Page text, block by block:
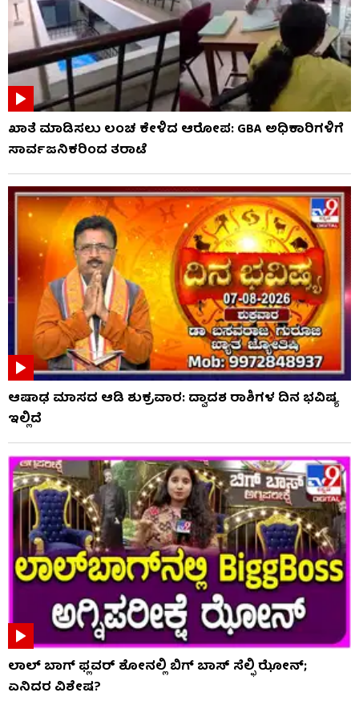
ಖಾತೆ ಮಾಡಿಸಲು ಲಂಚ ಕೇಳಿದ ಆರೋಪ: GBA ಅಧಿಕಾರಿಗಳಿಗೆ
ಸಾರ್ವಜನಿಕರಿಂದ ತರಾಟೆ
ಆಷಾಢ ಮಾಸದ ಆಡಿ ಶುಕ್ರವಾರ: ದ್ವಾದಶ ರಾಶಿಗಳ ದಿನ ಭವಿಷ್ಯ
ಇಲ್ಲಿದೆ
ಲಾಲ್ ಬಾಗ್ ಫ್ಲವರ್ ಶೋನಲ್ಲಿ ಬಿಗ್ ಬಾಸ್ ಸೆಲ್ಫಿ ಝೋನ್;
ಏನಿದರ ವಿಶೇಷ?